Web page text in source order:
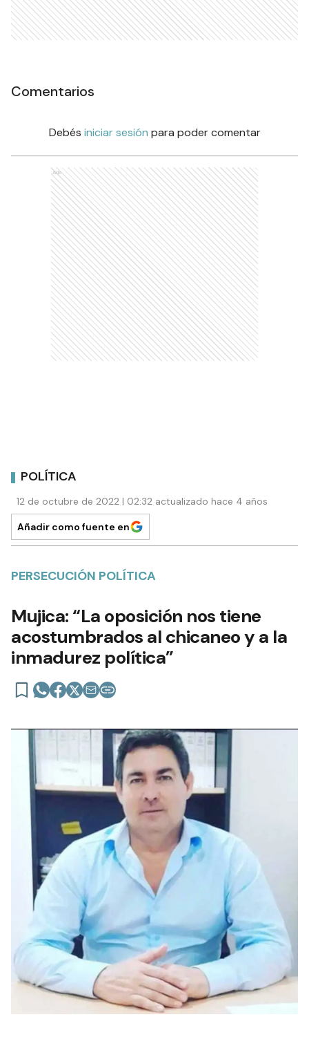
Comentarios
Debés iniciar sesión para poder comentar
Ads
POLÍTICA
12 de octubre de 2022 | 02:32 actualizado hace 4 años
Añadir como fuente en
PERSECUCIÓN POLÍTICA
Mujica: “La oposición nos tiene
acostumbrados al chicaneo y a la
inmadurez política”